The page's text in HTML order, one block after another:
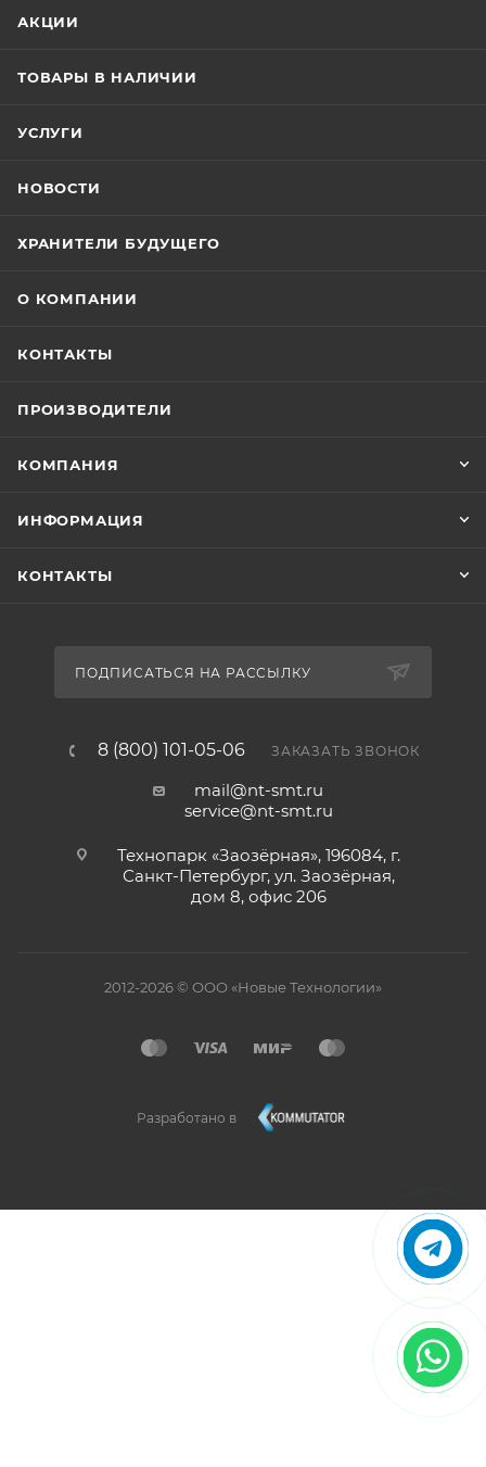
АКЦИИ
ТОВАРЫ В НАЛИЧИИ
УСЛУГИ
НОВОСТИ
ХРАНИТЕЛИ БУДУЩЕГО
О КОМПАНИИ
КОНТАКТЫ
ПРОИЗВОДИТЕЛИ
КОМПАНИЯ
ИНФОРМАЦИЯ
КОНТАКТЫ
ПОДПИСАТЬСЯ НА РАССЫЛКУ
8 (800) 101-05-06 ЗАКАЗАТЬ ЗВОНОК
mail@nt-smt.ru
service@nt-smt.ru
Технопарк «Заозёрная», 196084, г.
Санкт-Петербург, ул. Заозёрная,
дом 8, офис 206
2012-2026 © ООО «Новые Технологии»
Разработано в